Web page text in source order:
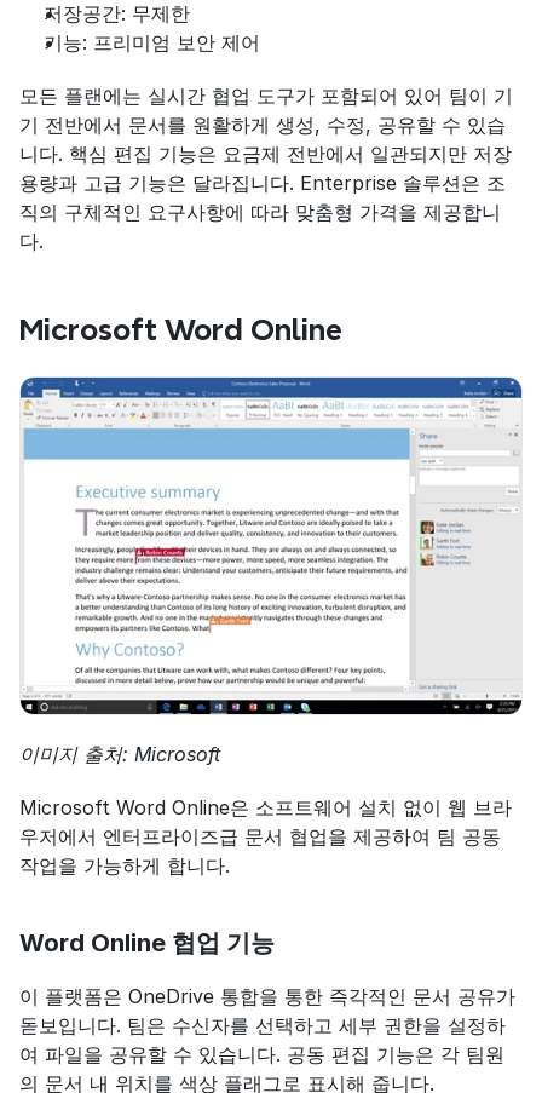
저장공간: 무제한
기능: 프리미엄 보안 제어
모든 플랜에는 실시간 협업 도구가 포함되어 있어 팀이 기
기 전반에서 문서를 원활하게 생성, 수정, 공유할 수 있습
니다. 핵심 편집 기능은 요금제 전반에서 일관되지만 저장
용량과 고급 기능은 달라집니다. Enterprise 솔루션은 조
직의 구체적인 요구사항에 따라 맞춤형 가격을 제공합니
다.
Microsoft Word Online
이미지 출처: Microsoft
Microsoft Word Online은 소프트웨어 설치 없이 웹 브라
우저에서 엔터프라이즈급 문서 협업을 제공하여 팀 공동
작업을 가능하게 합니다.
Word Online 협업 기능
이 플랫폼은 OneDrive 통합을 통한 즉각적인 문서 공유가
돋보입니다. 팀은 수신자를 선택하고 세부 권한을 설정하
여 파일을 공유할 수 있습니다. 공동 편집 기능은 각 팀원
의 문서 내 위치를 색상 플래그로 표시해 줍니다.